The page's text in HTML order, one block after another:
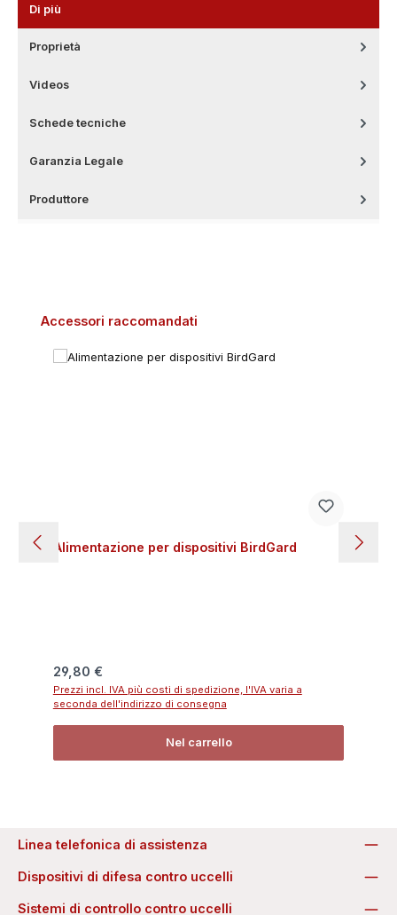
Di più
Proprietà
Videos
Schede tecniche
Garanzia Legale
Produttore
Salta la galleria dei prodotti
Accessori raccomandati
Alimentazione per dispositivi BirdGard
Prezzo normale:
29,80 €
Prezzi incl. IVA più costi di spedizione, l'IVA varia a
seconda dell'indirizzo di consegna
Nel carrello
Linea telefonica di assistenza
Dispositivi di difesa contro uccelli
Sistemi di controllo contro uccelli